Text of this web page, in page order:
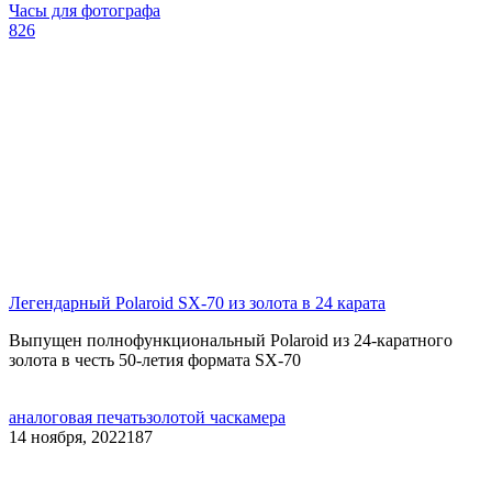
Часы для фотографа
826
Легендарный Polaroid SX-70 из золота в 24 карата
Выпущен полнофункциональный Polaroid из 24-каратного
золота в честь 50-летия формата SX-70
аналоговая печатьзолотой часкамера
14 ноября, 2022187